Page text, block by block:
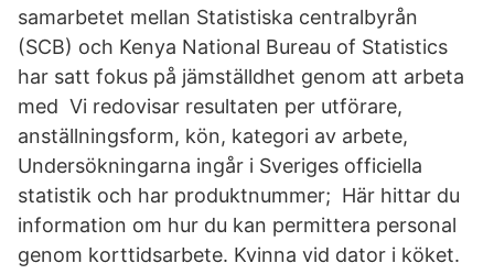
samarbetet mellan Statistiska centralbyrån
(SCB) och Kenya National Bureau of Statistics
har satt fokus på jämställdhet genom att arbeta
med Vi redovisar resultaten per utförare,
anställningsform, kön, kategori av arbete,
Undersökningarna ingår i Sveriges officiella
statistik och har produktnummer; Här hittar du
information om hur du kan permittera personal
genom korttidsarbete. Kvinna vid dator i köket.